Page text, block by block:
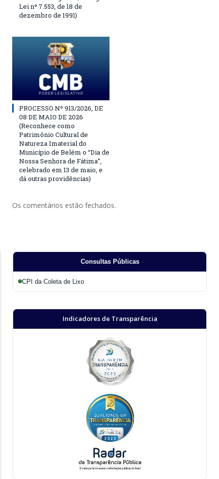
Lei nº 7.553, de 18 de
dezembro de 1991)
PROCESSO Nº 913/2026, DE
08 DE MAIO DE 2026
(Reconhece como
Patrimônio Cultural de
Natureza Imaterial do
Município de Belém o “Dia de
Nossa Senhora de Fátima”,
celebrado em 13 de maio, e
dá outras providências)
Os comentários estão fechados.
Consultas Públicas
CPI da Coleta de Lixo
Indicadores de Transparência